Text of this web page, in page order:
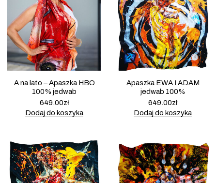
A na lato – Apaszka HBO
100% jedwab
649.00zł
Dodaj do koszyka
Apaszka EWA I ADAM
jedwab 100%
649.00zł
Dodaj do koszyka